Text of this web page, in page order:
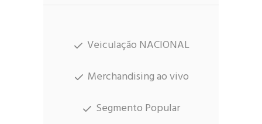
Veiculação NACIONAL
Merchandising ao vivo
Segmento Popular